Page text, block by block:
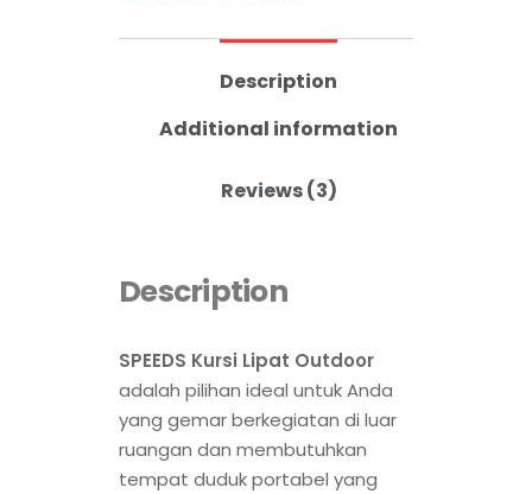
Description
Additional information
Reviews (3)
Description
SPEEDS Kursi Lipat Outdoor
adalah pilihan ideal untuk Anda
yang gemar berkegiatan di luar
ruangan dan membutuhkan
tempat duduk portabel yang